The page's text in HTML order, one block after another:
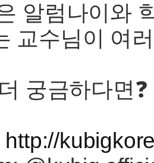
알럼나이와
교수님이 여
궁금하다면❓
http://